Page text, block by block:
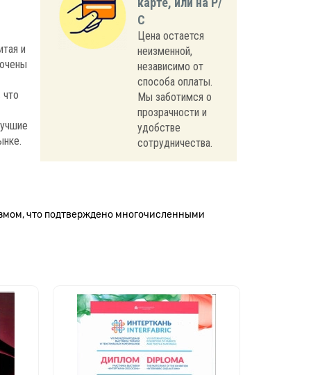
и
что
С
Цена остается
неизменной,
независимо от
способа оплаты.
Мы заботимся о
прозрачности и
удобстве
сотрудничества.
что подтверждено многочисленными